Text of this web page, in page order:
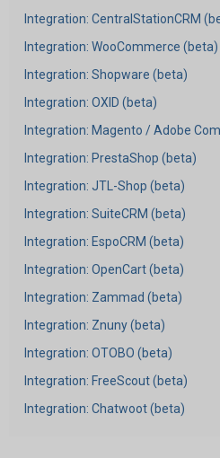
Integration: CentralStationCRM
Integration: WooCommerce (beta)
Integration: Shopware (beta)
Integration: OXID (beta)
Integration: Magento / Adobe
Integration: PrestaShop (beta)
Integration: JTL-Shop (beta)
Integration: SuiteCRM (beta)
Integration: EspoCRM (beta)
Integration: OpenCart (beta)
Integration: Zammad (beta)
Integration: Znuny (beta)
Integration: OTOBO (beta)
Integration: FreeScout (beta)
Integration: Chatwoot (beta)